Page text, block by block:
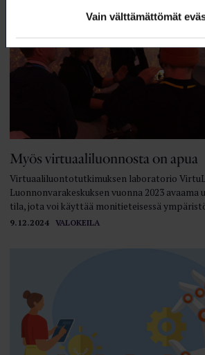
Vain välttämättömät
9.12.2024 VALOKEILA
Myös virtuaaliluonnosta on apua
Virtuaaliluontotutkimuksen laboratorio
Luonnonvarakeskuksen vuonna 2023 avaama
tila, jota voi käyttää monitieteisessä